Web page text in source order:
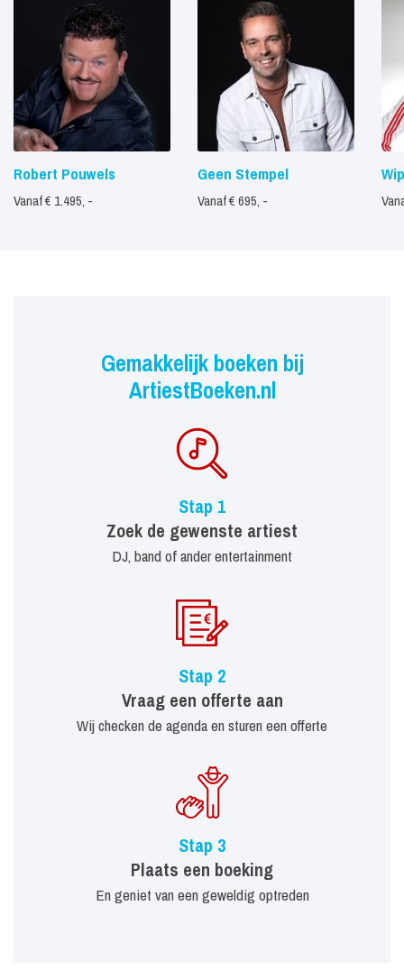
Robert Pouwels
Vanaf € 1.495, -
Geen Stempel
Vanaf € 695, -
Gemakkelijk boeken bij
ArtiestBoeken.nl
Stap 1
Zoek de gewenste artiest
DJ, band of ander entertainment
Stap 2
Vraag een offerte aan
Wij checken de agenda en sturen een offerte
Stap 3
Plaats een boeking
En geniet van een geweldig optreden